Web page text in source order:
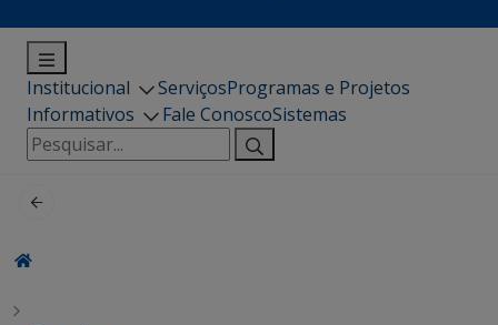
Institucional ServiçosProgramas e Projetos
Informativos
Fale ConoscoSistemas
Pesquisar
por: